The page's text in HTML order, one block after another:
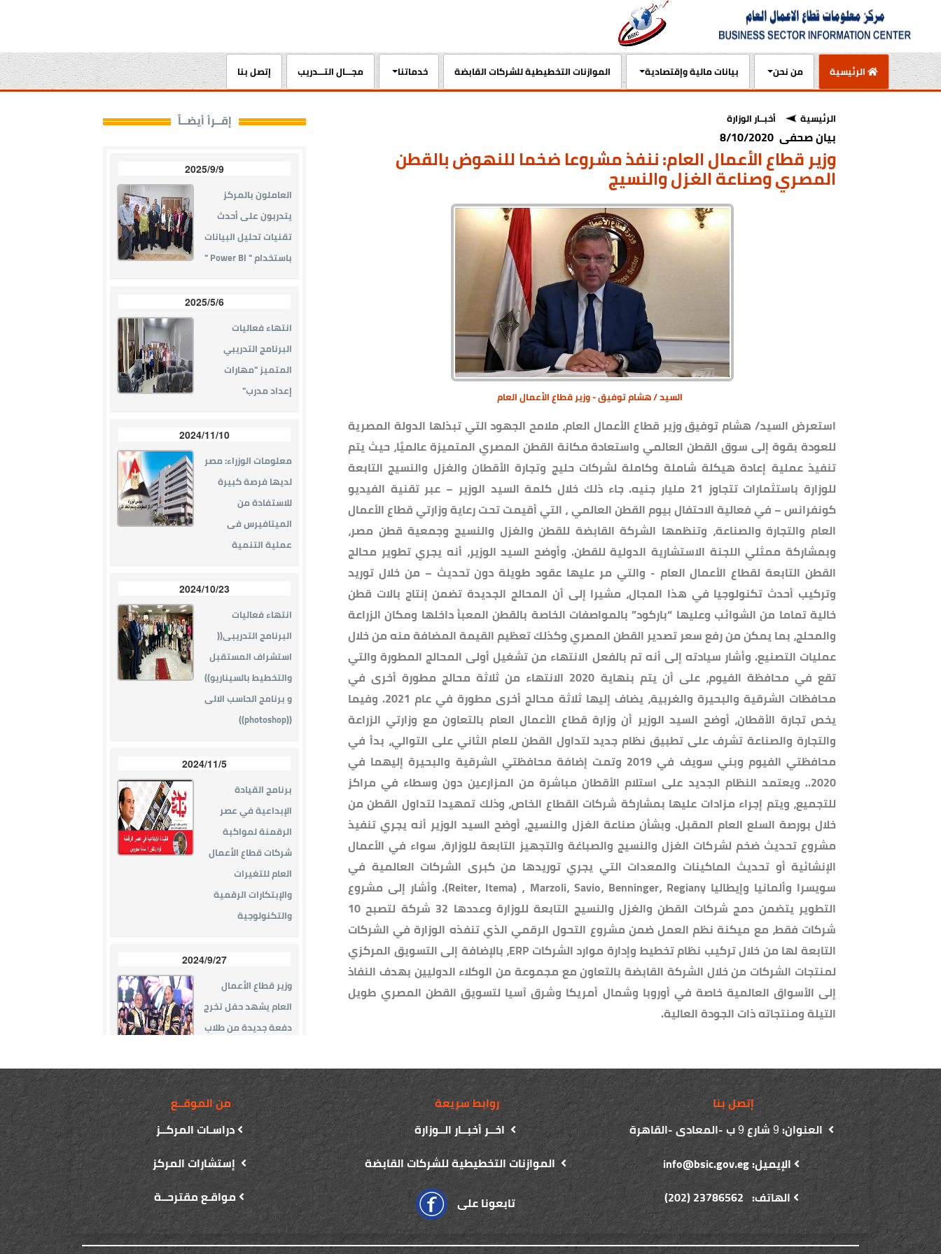
الرئيسية
(current) من نحن بيانات مالية وإقتصادية الموازنات التخطيطية للشركات القابضة خدماتنا مجـــال التـــدريب إتصل بنا
الرئيسية أخبــار الوزارة
بيان صحفى 8/10/2020
وزير قطاع الأعمال العام: ننفذ مشروعا ضخما للنهوض بالقطن
المصري وصناعة الغزل والنسيج
السيد / هشام توفيق - وزير قطاع الأعمال العام
استعرض السيد/ هشام توفيق وزير قطاع الأعمال العام، ملامح الجهود التي تبذلها الدولة المصرية
للعودة بقوة إلى سوق القطن العالمي واستعادة مكانة القطن المصري المتميزة عالميًا، حيث يتم
تنفيذ عملية إعادة هيكلة شاملة وكاملة لشركات حليج وتجارة الأقطان والغزل والنسيج التابعة
للوزارة باستثمارات تتجاوز 21 مليار جنيه. جاء ذلك خلال كلمة السيد الوزير – عبر تقنية الفيديو
كونفرانس – في فعالية الاحتفال بيوم القطن العالمي ، التي أقيمت تحت رعاية وزارتي قطاع الأعمال
العام والتجارة والصناعة، وتنظمها الشركة القابضة للقطن والغزل والنسيج وجمعية قطن مصر،
وبمشاركة ممثلي اللجنة الاستشارية الدولية للقطن. وأوضح السيد الوزير، أنه يجري تطوير محالج
القطن التابعة لقطاع الأعمال العام - والتي مر عليها عقود طويلة دون تحديث – من خلال توريد
وتركيب أحدث تكنولوجيا في هذا المجال، مشيرا إلى أن المحالج الجديدة تضمن إنتاج بالات قطن
خالية تماما من الشوائب وعليها “باركود” بالمواصفات الخاصة بالقطن المعبأ داخلها ومكان الزراعة
والمحلج، بما يمكن من رفع سعر تصدير القطن المصري وكذلك تعظيم القيمة المضافة منه من خلال
عمليات التصنيع. وأشار سيادته إلى أنه تم بالفعل الانتهاء من تشغيل أولى المحالج المطورة والتي
تقع في محافظة الفيوم، على أن يتم بنهاية 2020 الانتهاء من ثلاثة محالج مطورة أخرى في
محافظات الشرقية والبحيرة والغربية، يضاف إليها ثلاثة محالج أخرى مطورة في عام 2021. وفيما
يخص تجارة الأقطان، أوضح السيد الوزير أن وزارة قطاع الأعمال العام بالتعاون مع وزارتي الزراعة
والتجارة والصناعة تشرف على تطبيق نظام جديد لتداول القطن للعام الثاني على التوالي، بدأ في
محافظتي الفيوم وبني سويف في 2019 وتمت إضافة محافظتي الشرقية والبحيرة إليهما في
2020.. ويعتمد النظام الجديد على استلام الأقطان مباشرة من المزارعين دون وسطاء في مراكز
للتجميع، ويتم إجراء مزادات عليها بمشاركة شركات القطاع الخاص، وذلك تمهيدا لتداول القطن من
خلال بورصة السلع العام المقبل. وبشأن صناعة الغزل والنسيج، أوضح السيد الوزير أنه يجري تنفيذ
مشروع تحديث ضخم لشركات الغزل والنسيج والصباغة والتجهيز التابعة للوزارة، سواء في الأعمال
الإنشائية أو تحديث الماكينات والمعدات التي يجري توريدها من كبرى الشركات العالمية في
سويسرا وألمانيا وإيطاليا Reiter، Itema) ، Marzoli، Savio، Benninger، Regiany). وأشار إلى مشروع
التطوير يتضمن دمج شركات القطن والغزل والنسيج التابعة للوزارة وعددها 32 شركة لتصبح 10
شركات فقط، مع ميكنة نظم العمل ضمن مشروع التحول الرقمي الذي تنفذه الوزارة في الشركات
التابعة لها من خلال تركيب نظام تخطيط وإدارة موارد الشركات ERP، بالإضافة إلى التسويق المركزي
لمنتجات الشركات من خلال الشركة القابضة بالتعاون مع مجموعة من الوكلاء الدوليين بهدف النفاذ
إلى الأسواق العالمية خاصة في أوروبا وشمال أمريكا وشرق آسيا لتسويق القطن المصري طويل
التيلة ومنتجاته ذات الجودة العالية.
إتصل بنا
العنوان:9شارع9ب -المعادى -القاهرة
الإيميل: info@bsic.gov.eg
الهاتف: 23786562 (202)
روابط سريعة
اخــر أخبــار الــوزارة
الموازنات التخطيطية للشركات القابضة
تابعونا على
من الموقــع
دراسـات المركــز
إستشارات المركز
مواقـع مقترحــة